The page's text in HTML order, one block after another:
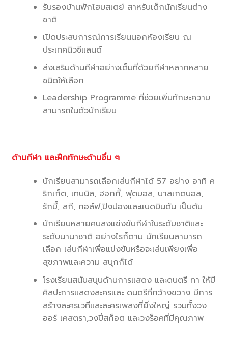
รับรองบ้านพักโฮมสเตย์ สาหรับเด็กนักเรียนต่าง
ชาติ
เปิดประสบการณ์การเรียนนอกห้องเรียน ณ
ประเทศนิวซีแลนด์
ส่งเสริมด้านกีฬาอย่างเต็มที่ด้วยกีฬาหลากหลาย
ชนิดให้เลือก
Leadership Programme ที่ช่วยเพิ่มทักษะความ
สามารถในตัวนักเรียน
ด้านกีฬา และฝึกทักษะด้านอื่น ๆ
นักเรียนสามารถเลือกเล่นกีฬาได้ 57 อย่าง อาทิ ค
ริกเก็ต, เทนนิส, ฮอกกี้, ฟุตบอล, บาสเกตบอล,
รักบี้, สกี, กอล์ฟ,ปิงปองและแบดมินตัน เป็นต้น
นักเรียนหลายคนลงแข่งขันกีฬาในระดับชาติและ
ระดับนานาชาติ อย่างไรก็ตาม นักเรียนสามารถ
เลือก เล่นกีฬาเพื่อแข่งขันหรือจะเล่นเพียงเพื่อ
สุขภาพและความ สนุกก็ได้
โรงเรียนสนับสนุนด้านการแสดง และดนตรี ทา ให้มี
ศิลปะการแสดงละครและ ดนตรีที่กว้างขวาง มีการ
สร้างละครเวทีและละครเพลงที่ยิ่งใหญ่ รวมทั้งวง
ออร์ เคสตรา,วงปี่สก็อต และวงร็อคที่มีคุณภาพ